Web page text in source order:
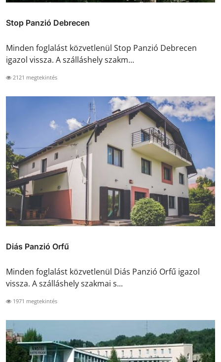
Stop Panzió Debrecen
Minden foglalást közvetlenül Stop Panzió Debrecen
igazol vissza. A szálláshely szakm...
2121 megtekintés
Diás Panzió Orfű
Minden foglalást közvetlenül Diás Panzió Orfű igazol
vissza. A szálláshely szakmai s...
1971 megtekintés